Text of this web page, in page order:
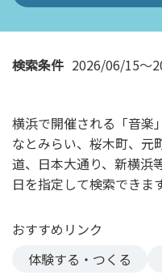
の
ク
ス
検索条件 2026/06/15～
横浜で開催される「音楽
なとみらい、桜木町、元
道、日本大通り、新横浜
日を指定して検索できます
おすすめリンク
体験する・つくる